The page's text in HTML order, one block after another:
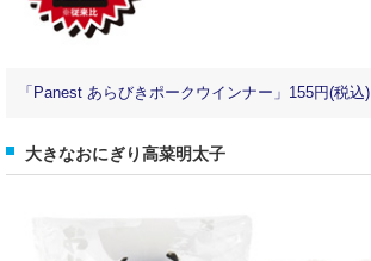
「Panest あらびきポークウインナー」155円(税込)
大きなおにぎり高菜明太子